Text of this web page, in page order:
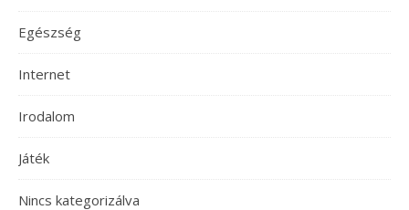
Egészség
Internet
Irodalom
Játék
Nincs kategorizálva